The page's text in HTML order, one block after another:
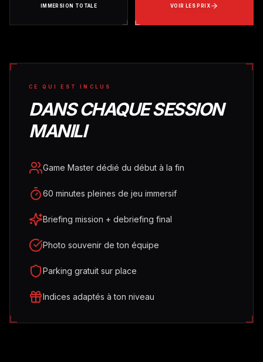
IMMERSION TOTALE
VOIR LES PRIX
CE QUI EST INCLUS
DANS CHAQUE SESSION
MANILI
Game Master dédié du début à la fin
60 minutes pleines de jeu immersif
Briefing mission + debriefing final
Photo souvenir de ton équipe
Parking gratuit sur place
Indices adaptés à ton niveau